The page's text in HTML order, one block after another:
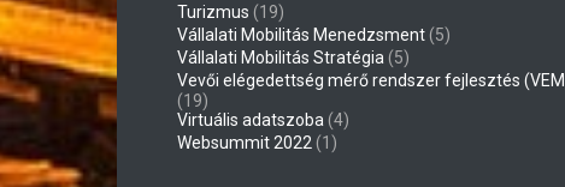
Turizmus (19)
Vállalati Mobilitás Menedzsment(5)
Vállalati Mobilitás Stratégia (5)
Vevői elégedettség mérő rendszer fejlesztés
(19)
Virtuális adatszoba (4)
Websummit 2022 (1)